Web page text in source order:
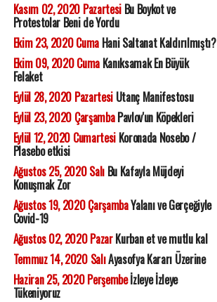
Kasım 02, 2020 PazartesiBu Boykot ve
Protestolar Beni de Yordu
Ekim 23, 2020 CumaHani Saltanat Kaldırılmıştı?
Ekim 09, 2020 CumaKanıksamak En Büyük
Felaket
Eylül 28, 2020 PazartesiUtanç Manifestosu
Eylül 23, 2020 ÇarşambaPavlov'un Köpekleri
Eylül 12, 2020 CumartesiKoronada Nosebo /
Plasebo etkisi
Ağustos 25, 2020 SalıBu Kafayla Müjdeyi
Konuşmak Zor
Ağustos 19, 2020 ÇarşambaYalanı ve Gerçeğiyle
Covid-19
Ağustos 02, 2020 PazarKurban et ve mutlu kal
Temmuz 14, 2020 SalıAyasofya Kararı Üzerine
Haziran 25, 2020 Perşembeİzleye İzleye
Tükeniyoruz